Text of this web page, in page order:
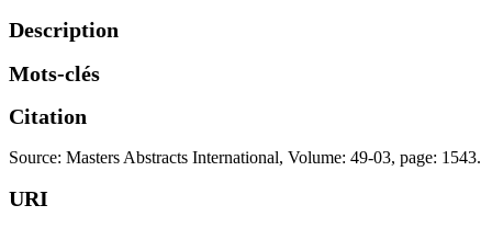
Description
Mots-clés
Citation
Source: Masters Abstracts International, Volume: 49-03, page: 1543.
URI